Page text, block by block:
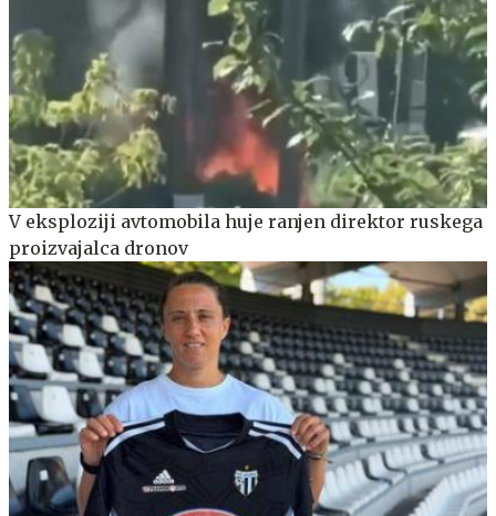
V eksploziji avtomobila huje ranjen direktor ruskega
proizvajalca dronov